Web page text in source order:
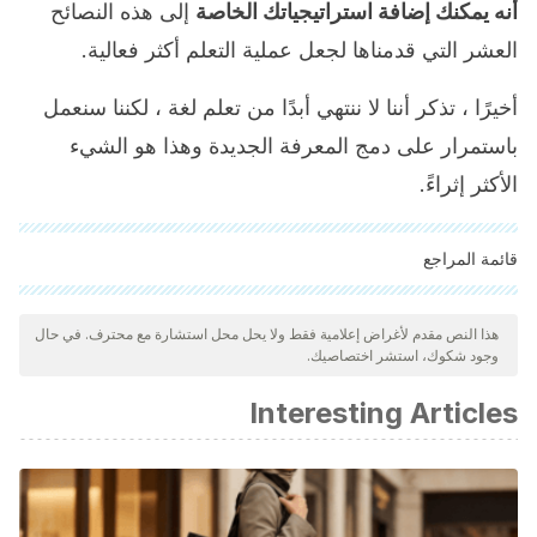
أنه يمكنك إضافة استراتيجياتك الخاصة إلى هذه النصائح
العشر التي قدمناها لجعل عملية التعلم أكثر فعالية.
أخيرًا ، تذكر أننا لا ننتهي أبدًا من تعلم لغة ، لكننا سنعمل
باستمرار على دمج المعرفة الجديدة وهذا هو الشيء
الأكثر إثراءً.
قائمة المراجع
"تمت مراجعة جميع المصادر المذكورة بعناية شديدة من قبل فريقنا
لضمان جودتها وموثوقيتها وتحديثها وصحتها. تم اعتبار الببليوغرافيا لهذه
المقالة موثوقة ودقيقة من الناحية الأكاديمية أو العلمية.
Rubio Alcalá, F. D. (2020). La ansiedad en el
de idiomas, 1-256.
López, E. M. (2019). La ansiedad en el aprendizaje de
هذا النص مقدم لأغراض إعلامية فقط ولا يحل محل استشارة مع محترف. في حال
وجود شكوك، استشر اختصاصيك.
Interesting Articles